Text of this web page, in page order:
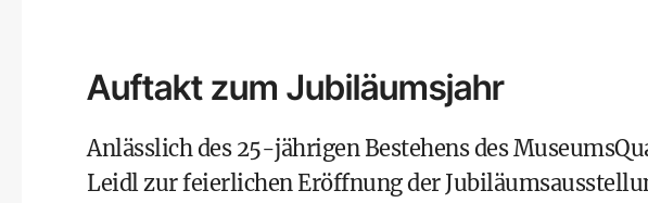
Auftakt zum Jubiläumsjahr
Anlässlich des 25-jährigen Bestehens des
Leidl zur feierlichen Eröffnung der